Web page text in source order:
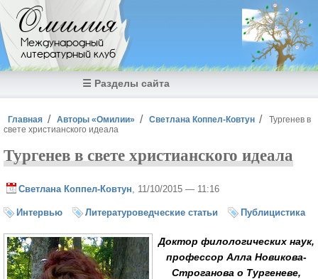
Перейти к основному содержанию
Омилия
Международный
литературный клуб
☰ Разделы сайта
Вы здесь
Главная Авторы «Омилии» Светлана Коппел-Ковтун
Тургенев в
свете христианского идеала
Тургенев в свете христианского идеала
Светлана Коппел-Ковтун , 11/10/2015 — 11:16
Интервью Литературоведческие статьи Публицистика
Доктор филологических наук,
профессор Алла Новикова-
Строганова о Тургеневе,